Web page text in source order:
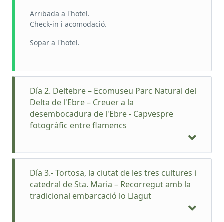
Arribada a l'hotel.
Check-in i acomodació.
Sopar a l'hotel.
Día 2. Deltebre – Ecomuseu Parc Natural del
Delta de l'Ebre – Creuer a la
desembocadura de l'Ebre - Capvespre
fotogràfic entre flamencs
Día 3.- Tortosa, la ciutat de les tres cultures i
catedral de Sta. Maria – Recorregut amb la
tradicional embarcació lo Llagut